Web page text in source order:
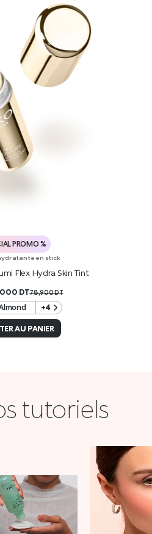
PROMO %
en stick
Flex Hydra Skin Tint
DT78,900DT
+4
AU PANIER
tutoriels